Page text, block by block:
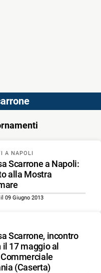
A NAPOLI
Scarrone a Napoli:
alla Mostra
09 Giugno 2013
Scarrone, incontro
il 17 maggio al
(Caserta)